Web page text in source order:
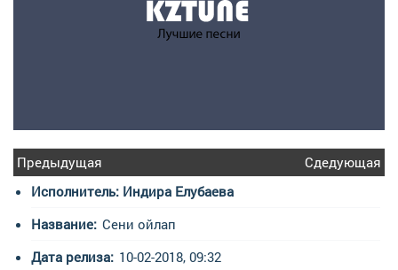
Предыдущая
Сдедующая
Исполнитель: Индира Елубаева
Название: Сени ойлап
Дата релиза: 10-02-2018, 09:32